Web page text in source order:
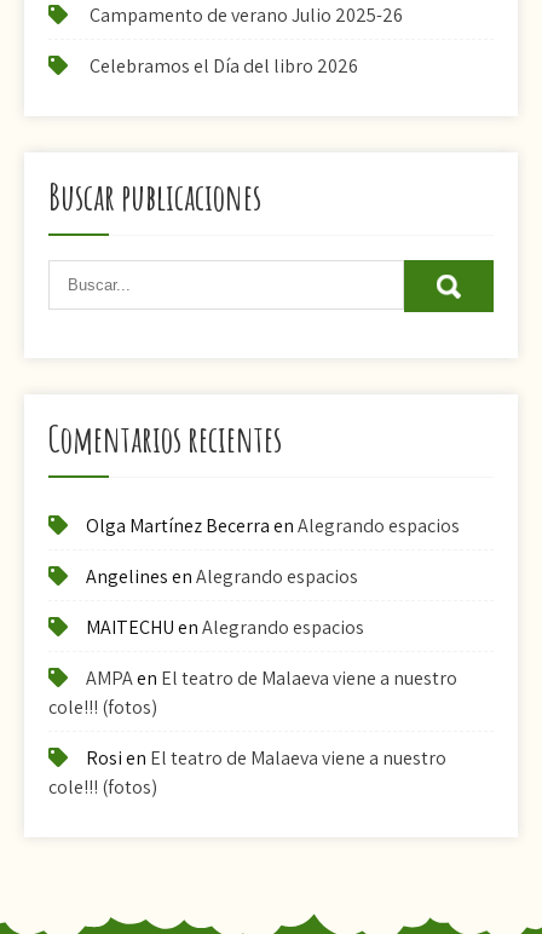
Campamento de verano Julio 2025-26
Celebramos el Día del libro 2026
Buscar publicaciones
Comentarios recientes
Olga Martínez BecerraenAlegrando espacios
AngelinesenAlegrando espacios
MAITECHUenAlegrando espacios
AMPAen El teatro de Malaeva viene a nuestro
cole!!! (fotos)
Rosien El teatro de Malaeva viene a nuestro
cole!!! (fotos)